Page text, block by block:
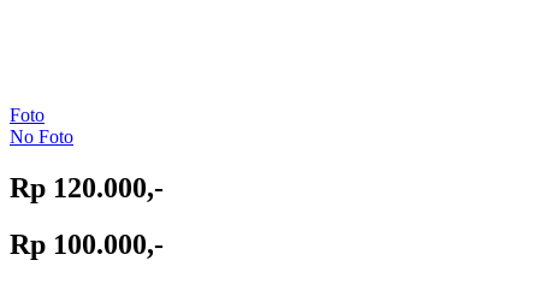
Foto
No Foto
Rp 120.000,-
Rp 100.000,-